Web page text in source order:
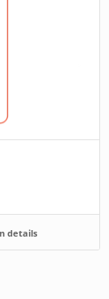
details